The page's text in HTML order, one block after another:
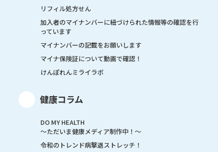
リフィル処方せん
加入者のマイナンバーに紐づけられた情報等の確認を行
っています
マイナンバーの記載をお願いします
マイナ保険証について動画で確認！
けんぽれんミライラボ
健康コラム
DO MY HEALTH
～ただいま健康メディア制作中！～
令和のトレンド病撃退ストレッチ！